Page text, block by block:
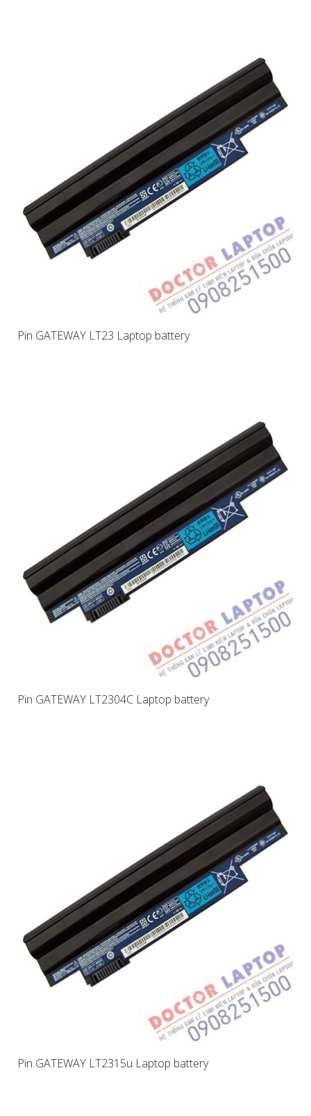
Pin GATEWAY LT23 Laptop battery
Pin GATEWAY LT2304C Laptop battery
Pin GATEWAY LT2315u Laptop battery